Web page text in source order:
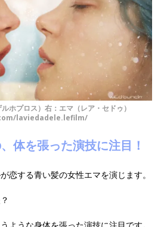
ホプロス）右：エマ（レア・セドゥ）
laviedadele.lefilm/
体を張った演技に注目！
恋する青い髪の女性エマを演じます。